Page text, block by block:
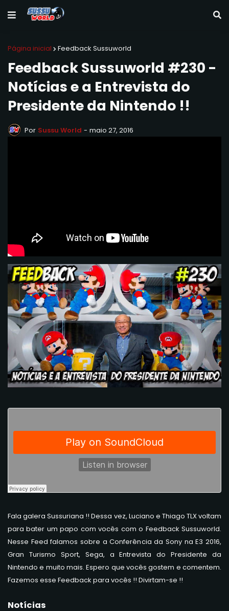
Página inicial Feedback Sussuworld
Feedback Sussuworld #230 -
Notícias e a Entrevista do
Presidente da Nintendo !!
Por Sussu World - maio 27, 2016
Fala galera Sussuriana !! Dessa vez, Luciano e Thiago TLX voltam
para bater um papo com vocês com o Feedback Sussuworld.
Nesse Feed falamos sobre a Conferência da Sony na E3 2016,
Gran Turismo Sport, Sega, a Entrevista do Presidente da
Nintendo e muito mais. Espero que vocês gostem e comentem.
Fazemos esse Feedback para vocês !! Divirtam-se !!
Notícias